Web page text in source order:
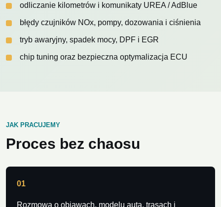
odliczanie kilometrów i komunikaty UREA / AdBlue
błędy czujników NOx, pompy, dozowania i ciśnienia
tryb awaryjny, spadek mocy, DPF i EGR
chip tuning oraz bezpieczna optymalizacja ECU
JAK PRACUJEMY
Proces bez chaosu
01
Rozmowa o objawach, modelu auta, trasach i